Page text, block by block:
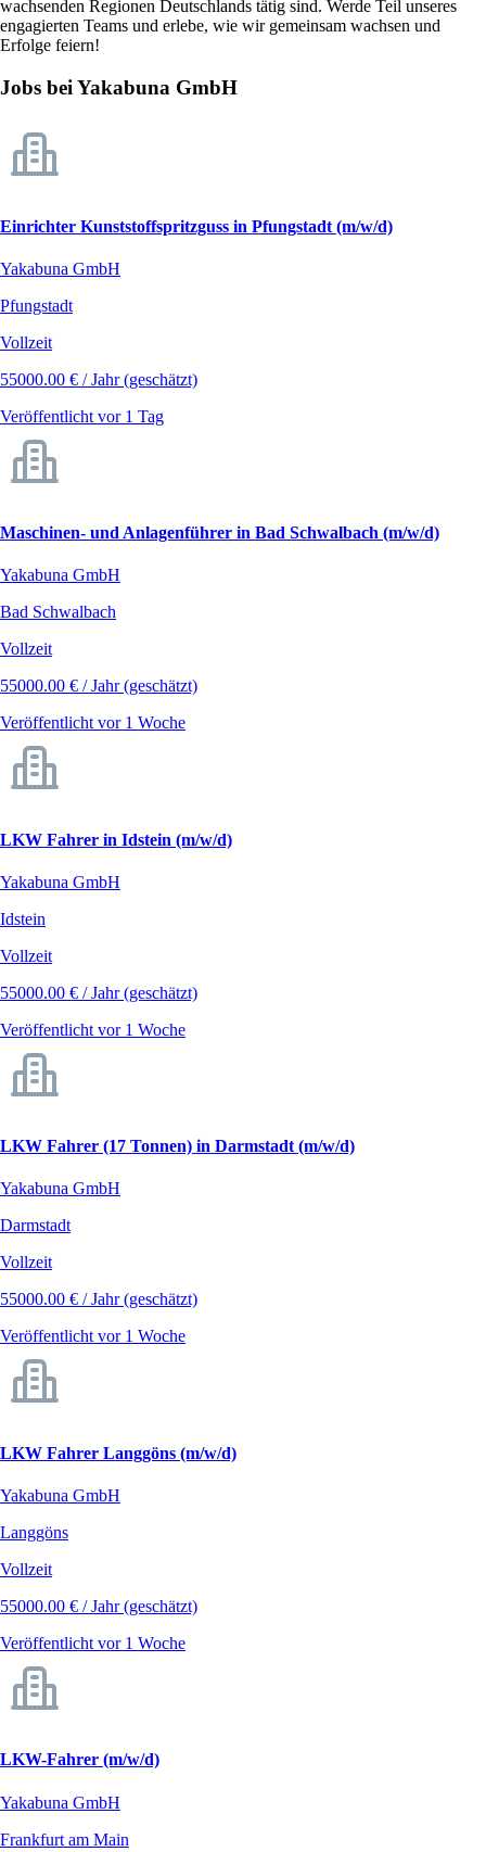
wachsenden Regionen Deutschlands tätig sind. Werde Teil unseres
engagierten Teams und erlebe, wie wir gemeinsam wachsen und
Erfolge feiern!
Jobs bei Yakabuna GmbH
Einrichter Kunststoffspritzguss in Pfungstadt (m/w/d)
Yakabuna GmbH
Pfungstadt
Vollzeit
55000.00 € / Jahr (geschätzt)
Veröffentlicht vor 1 Tag
Maschinen- und Anlagenführer in Bad Schwalbach (m/w/d)
Yakabuna GmbH
Bad Schwalbach
Vollzeit
55000.00 € / Jahr (geschätzt)
Veröffentlicht vor 1 Woche
LKW Fahrer in Idstein (m/w/d)
Yakabuna GmbH
Idstein
Vollzeit
55000.00 € / Jahr (geschätzt)
Veröffentlicht vor 1 Woche
LKW Fahrer (17 Tonnen) in Darmstadt (m/w/d)
Yakabuna GmbH
Darmstadt
Vollzeit
55000.00 € / Jahr (geschätzt)
Veröffentlicht vor 1 Woche
LKW Fahrer Langgöns (m/w/d)
Yakabuna GmbH
Langgöns
Vollzeit
55000.00 € / Jahr (geschätzt)
Veröffentlicht vor 1 Woche
LKW-Fahrer (m/w/d)
Yakabuna GmbH
Frankfurt am Main